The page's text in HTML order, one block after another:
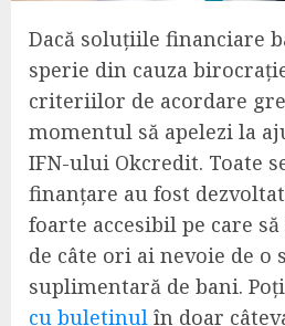
Dacă soluțiile financiare
sperie din cauza
criteriilor de acordare
momentul să apelezi la
IFN-ului Okcredit. Toate
finanțare au fost
foarte accesibil pe care
de câte ori ai nevoie de o
suplimentară de bani.
cu buletinul în doar